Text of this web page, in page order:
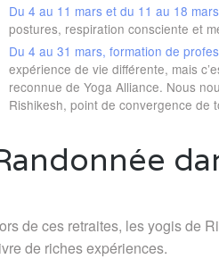
Du 4 au 11 mars et du 11 au 18 mars
postures, respiration consciente et
Du 4 au 31 mars, formation de
expérience de vie différente, mais
reconnue de Yoga Alliance. Nous
Rishikesh, point de convergence de
de ces retraites, les yogis de
de riches expériences.